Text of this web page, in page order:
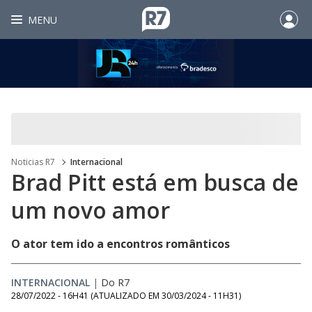
MENU
Noticias R7 Internacional
Brad Pitt está em busca de
um novo amor
O ator tem ido a encontros românticos
INTERNACIONAL | Do R7
28/07/2022 - 16H41 (ATUALIZADO EM 30/03/2024 - 11H31)